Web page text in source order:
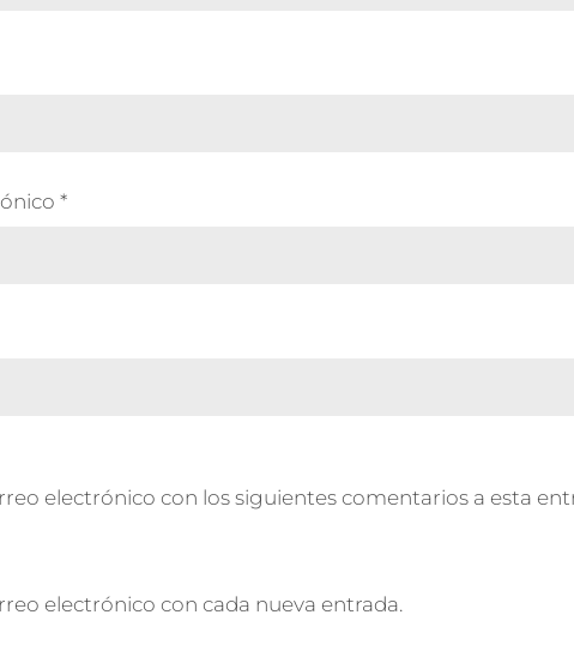
*
electrónico con los siguientes comentarios a esta
electrónico con cada nueva entrada.